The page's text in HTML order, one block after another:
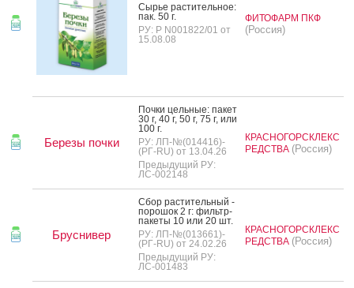
Сырье рас­ти­тель­ное:
пак. 50 г.
РУ: Р N001822/01 от
15.08.08
ФИТОФАРМ ПКФ
(Россия)
Березы почки
Поч­ки цель­ные: па­кет
30 г, 40 г, 50 г, 75 г, или
100 г.
РУ: ЛП-№(014416)-
(РГ-RU) от 13.04.26
Предыдущий РУ:
ЛС-002148
КРАСНОГОРСКЛЕКС
РЕДСТВА (Россия)
Бруснивер
Сбор рас­ти­тель­ный -
по­рошок 2 г: филь­тр-
па­кеты 10 или 20 шт.
РУ: ЛП-№(013661)-
(РГ-RU) от 24.02.26
Предыдущий РУ:
ЛС-001483
КРАСНОГОРСКЛЕКС
РЕДСТВА (Россия)